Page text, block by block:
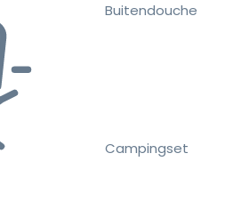
Buitendouche
Campingset